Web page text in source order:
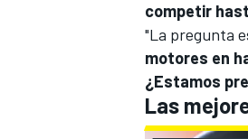
competir
"La pregunta
motores en
¿Estamos
Las